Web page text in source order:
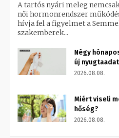
A tartós nyári meleg
női hormonrendszer
hívja fel a figyelmet a
szakemberek...
Négy
új
2026.08.08.
Miért viseli
hőség?
2026.08.08.